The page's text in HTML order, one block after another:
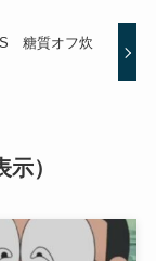
糖質オフ炊
）